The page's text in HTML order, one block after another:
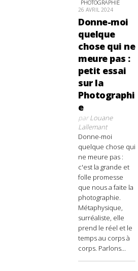
PHOTOGRAPHIE
26 AVRIL 2024
Donne-moi
quelque
chose qui ne
meure pas :
petit essai
sur la
Photographi
e
parLouane
Lallemant
Donne-moi
quelque chose qui
ne meure pas :
c'est la grande et
folle promesse
que nous a faite la
photographie.
Métaphysique,
surréaliste, elle
prend le réel et le
temps au corps à
corps. Parlons...